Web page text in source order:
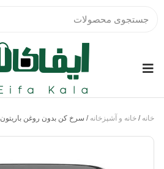
خانه / خانه و آشپزخانه / سرخ کن بدون روغن باریتون 818008 ظرفیت ۸ لیتر(مشکی)